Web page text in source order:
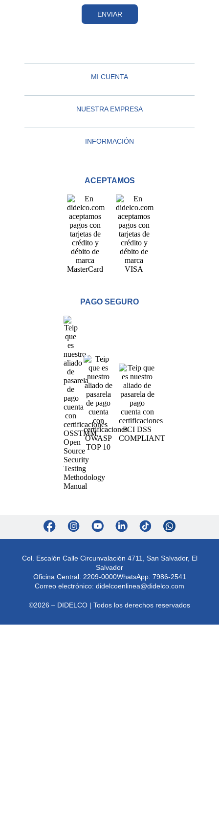
ENVIAR
MI CUENTA
NUESTRA EMPRESA
INFORMACIÓN
ACEPTAMOS
PAGO SEGURO
Col. Escalón Calle Circunvalación 4711, San Salvador, El
Salvador
Oficina Central: 2209-0000WhatsApp: 7986-2541
Correo electrónico: didelcoenlinea@didelco.com
©2026 – DIDELCO | Todos los derechos reservados